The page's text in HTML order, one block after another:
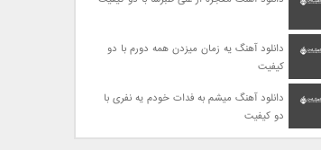
دانلود آهنگ یه زمان میزدن همه دورم با دو
کیفیت
دانلود آهنگ میشم به فدات خودم یه نفری با
دو کیفیت